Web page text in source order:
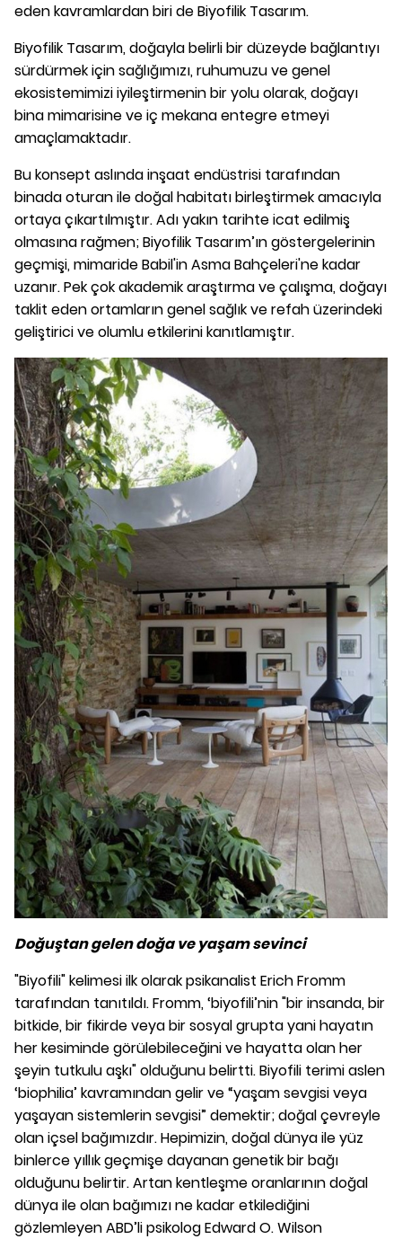
eden kavramlardan biri de Biyofilik Tasarım.
Biyofilik Tasarım, doğayla belirli bir düzeyde bağlantıyı
sürdürmek için sağlığımızı, ruhumuzu ve genel
ekosistemimizi iyileştirmenin bir yolu olarak, doğayı
bina mimarisine ve iç mekana entegre etmeyi
amaçlamaktadır.
Bu konsept aslında inşaat endüstrisi tarafından
binada oturan ile doğal habitatı birleştirmek amacıyla
ortaya çıkartılmıştır. Adı yakın tarihte icat edilmiş
olmasına rağmen; Biyofilik Tasarım’ın göstergelerinin
geçmişi, mimaride Babil'in Asma Bahçeleri'ne kadar
uzanır. Pek çok akademik araştırma ve çalışma, doğayı
taklit eden ortamların genel sağlık ve refah üzerindeki
geliştirici ve olumlu etkilerini kanıtlamıştır.
Doğuştan gelen doğa ve yaşam sevinci
"Biyofili" kelimesi ilk olarak psikanalist Erich Fromm
tarafından tanıtıldı. Fromm, ‘biyofili’nin "bir insanda, bir
bitkide, bir fikirde veya bir sosyal grupta yani hayatın
her kesiminde görülebileceğini ve hayatta olan her
şeyin tutkulu aşkı" olduğunu belirtti. Biyofili terimi aslen
‘biophilia’ kavramından gelir ve “yaşam sevgisi veya
yaşayan sistemlerin sevgisi” demektir; doğal çevreyle
olan içsel bağımızdır. Hepimizin, doğal dünya ile yüz
binlerce yıllık geçmişe dayanan genetik bir bağı
olduğunu belirtir. Artan kentleşme oranlarının doğal
dünya ile olan bağımızı ne kadar etkilediğini
gözlemleyen ABD’li psikolog Edward O. Wilson